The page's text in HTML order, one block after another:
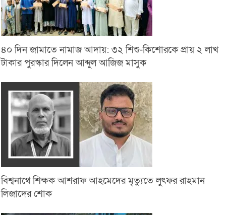
৪০ দিন জামাতে নামাজ আদায়: ৩২ শিশু-কিশোরকে প্রায় ২ লাখ
টাকার পুরস্কার দিলেন আব্দুল আজিজ মাসুক
বিশ্বনাথে শিক্ষক আশরাফ আহমেদের মৃত্যুতে লুৎফর রাহমান
লিজাদের শোক